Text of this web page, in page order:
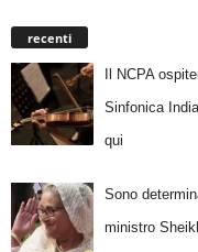
recenti
Il NCPA
Sinfonica
qui
Sono
ministro